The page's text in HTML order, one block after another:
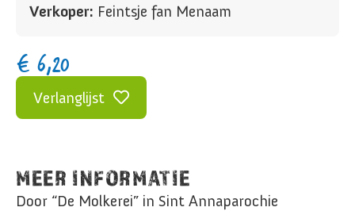
Verkoper: Feintsje fan Menaam
€ 6,20
Verlanglijst
MEER INFORMATIE
Door “De Molkerei” in Sint Annaparochie